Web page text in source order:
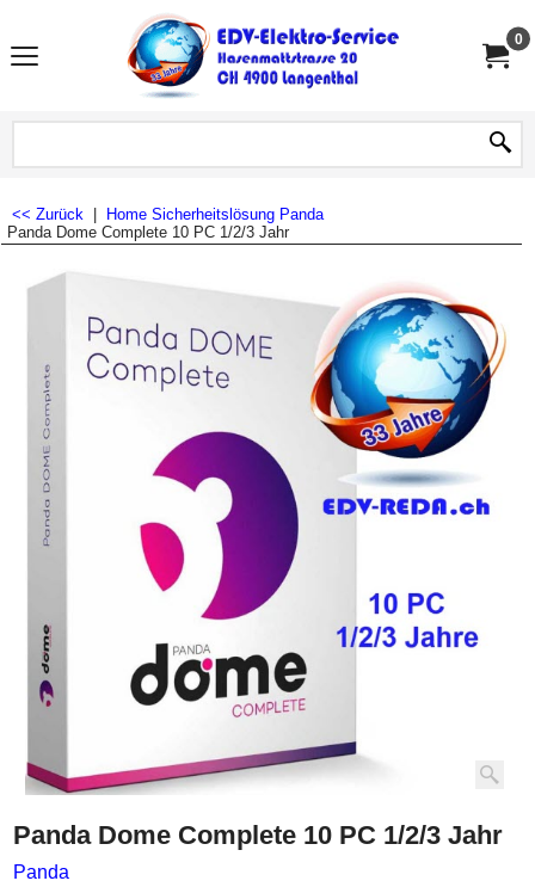
0
<< Zurück Home Sicherheitslösung Panda
Panda Dome Complete 10 PC 1/2/3 Jahr
Panda Dome Complete 10 PC 1/2/3 Jahr
Panda